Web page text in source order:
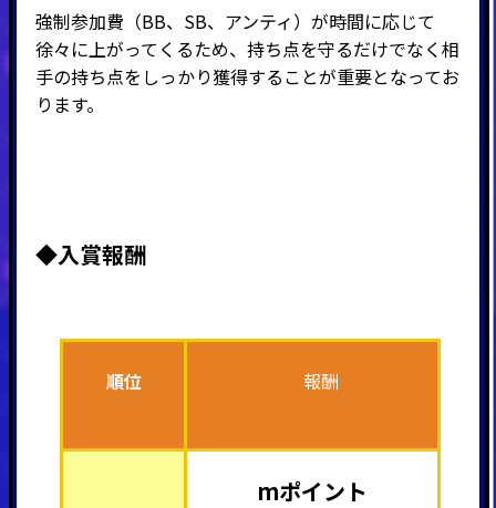
強制参加費（BB、SB、アンティ）が時間に応じて
徐々に上がってくるため、持ち点を守るだけでなく相
手の持ち点をしっかり獲得することが重要となってお
ります。
◆入賞報酬
順位 報酬
mポイント